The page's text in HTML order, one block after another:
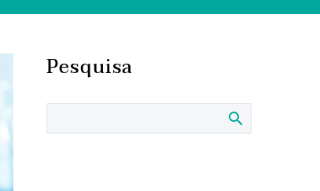
Pesquisa